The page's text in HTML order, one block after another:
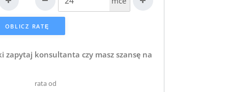
zapytaj konsultanta czy masz szansę na
rata od